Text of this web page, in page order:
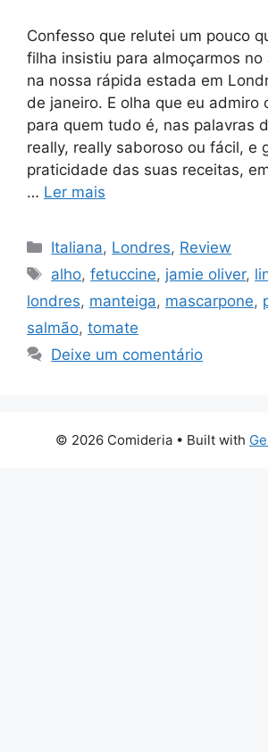
Confesso que relutei um pouco
filha insistiu para almoçarmos no
na nossa rápida estada em
de janeiro. E olha que eu admiro
para quem tudo é, nas palavras
really, really saboroso ou fácil, e
praticidade das suas receitas,
… Ler mais
Categorias
Italiana, Londres, Review
Tags
alho,fetuccine, jamie oliver,
londres, manteiga, mascarpone,
salmão, tomate
Deixe um comentário
© 2026 Comideria • Built with